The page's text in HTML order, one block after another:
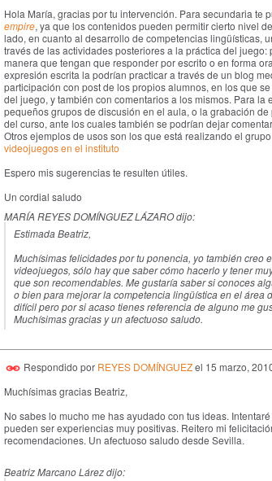
Hola María, gracias por tu intervención. Para secundaria te
empire, ya que los contenidos pueden permitir cierto nivel
lado, en cuanto al desarrollo de competencias lingüísticas,
través de las actividades posteriores a la práctica del
manera que tengan que responder por escrito o en forma
expresión escrita la podrían practicar a través de un blog
participación con post de los propios alumnos, en los que
del juego, y también con comentarios a los mismos. Para
pequeños grupos de discusión en el aula, o la grabación
del curso, ante los cuales también se podrían dejar
Otros ejemplos de usos son los que está realizando el
videojuegos en el instituto
Espero mis sugerencias te resulten útiles.
Un cordial saludo
MARÍA REYES DOMÍNGUEZ LÁZARO dijo:
Estimada Beatriz,
Muchísimas felicidades por tu ponencia, yo también creo
videojuegos, sólo hay que saber cómo hacerlo y tener
que son recomendables. Me gustaría saber si conoces
o bien para mejorar la competencia lingüística en el área
difícil pero por si acaso tienes referencia de alguno me
Muchísimas gracias y un afectuoso saludo.
Respondido por REYES DOMÍNGUEZel 15 marzo,
Muchísimas gracias Beatriz,
No sabes lo mucho me has ayudado con tus ideas.
pueden ser experiencias muy positivas. Reitero mi
recomendaciones. Un afectuoso saludo desde Sevilla.
Beatriz Marcano Lárez dijo: